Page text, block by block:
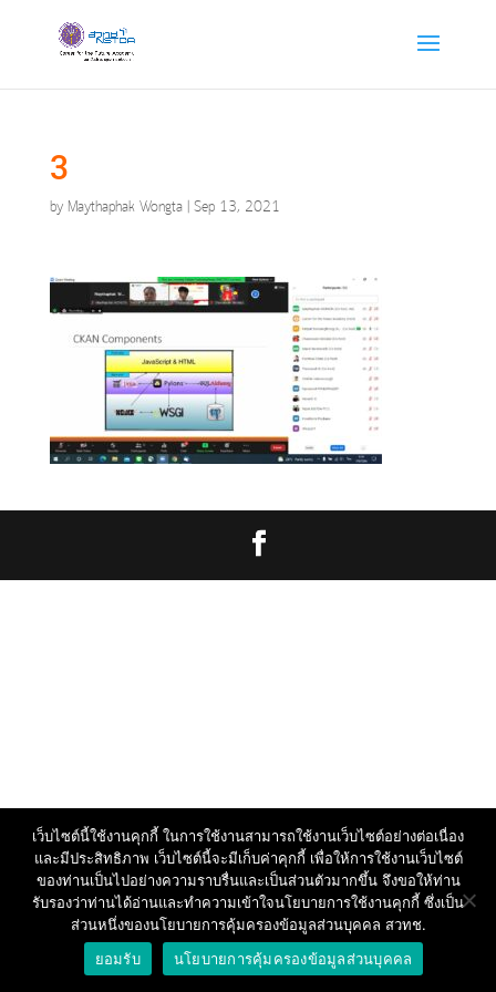
3
by Maythaphak Wongta| Sep 13, 2021
เว็บไซต์นี้ใช้งานคุกกี้ ในการใช้งานสามารถใช้งานเว็บไซต์อย่างต่อเนื่อง
และมีประสิทธิภาพ เว็บไซต์นี้จะมีเก็บค่าคุกกี้ เพื่อให้การใช้งานเว็บไซต์
ของท่านเป็นไปอย่างความราบรื่นและเป็นส่วนตัวมากขึ้น จึงขอให้ท่าน
รับรองว่าท่านได้อ่านและทำความเข้าใจนโยบายการใช้งานคุกกี้ ซึ่งเป็น
ส่วนหนึ่งของนโยบายการคุ้มครองข้อมูลส่วนบุคคล สวทช.
ยอมรับ
นโยบายการคุ้มครองข้อมูลส่วนบุคคล